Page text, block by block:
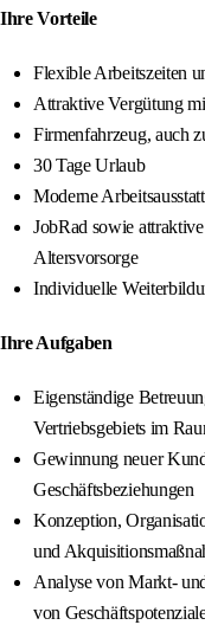
Ihre Vorteile
Flexible Arbeitszeiten
Attraktive Vergütung
Firmenfahrzeug, auch
30 Tage Urlaub
Moderne
JobRad sowie
Altersvorsorge
Individuelle
Ihre Aufgaben
Eigenständige
Vertriebsgebiets im
Gewinnung neuer
Geschäftsbeziehungen
Konzeption,
und
Analyse von Markt-
von